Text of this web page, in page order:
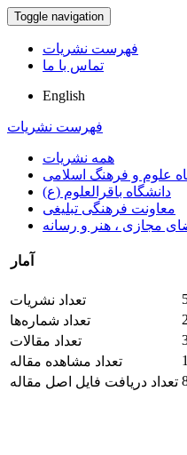
Toggle navigation
فهرست نشریات
تماس با ما
English
فهرست نشریات
همه نشریات
علوم و فرهنگ اسلامی
دانشگاه باقرالعلوم (ع)
معاونت فرهنگی تبلیغی
مجازی ، هنر و رسانه
آمار
تعداد نشریات
تعداد شماره‌ها
تعداد مقالات
تعداد مشاهده مقاله
تعداد دریافت فایل اصل مقاله